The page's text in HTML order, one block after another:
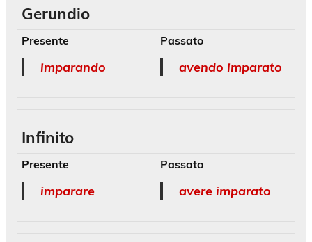
Gerundio
Presente
imparando
Passato
avendo imparato
Infinito
Presente
imparare
Passato
avere imparato